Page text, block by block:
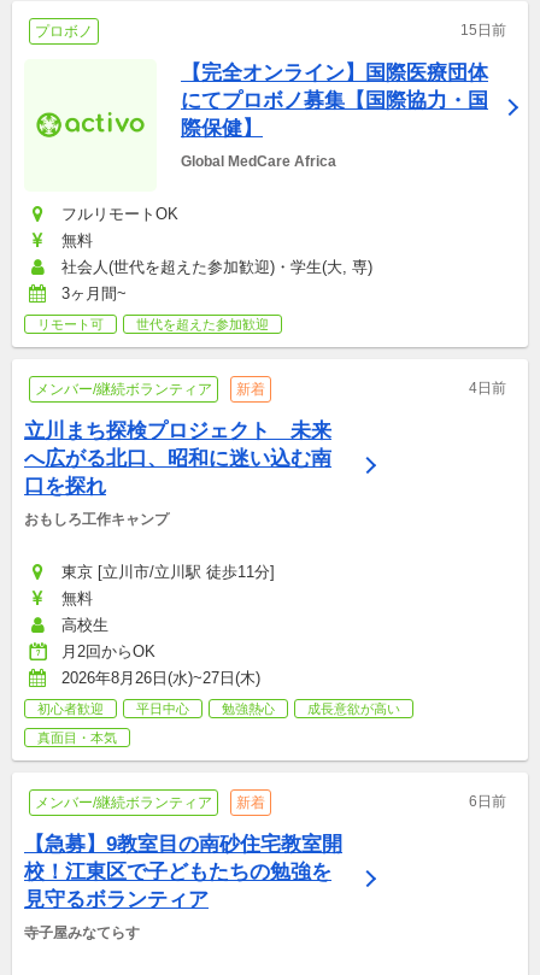
プロボノ 15日前
【完全オンライン】国際医療団体
にてプロボノ募集【国際協力・国
際保健】
Global MedCare Africa
フルリモートOK
無料
社会人(世代を超えた参加歓迎)・学生(大, 専)
3ヶ月間~
リモート可 世代を超えた参加歓迎
メンバー/継続ボランティア 新着 4日前
立川まち探検プロジェクト　未来
へ広がる北口、昭和に迷い込む南
口を探れ
おもしろ工作キャンプ
東京 [立川市/立川駅 徒歩11分]
無料
高校生
月2回からOK
2026年8月26日(水)~27日(木)
初心者歓迎 平日中心 勉強熱心
成長意欲が高い
真面目・本気
メンバー/継続ボランティア 新着 6日前
【急募】9教室目の南砂住宅教室開
校！江東区で子どもたちの勉強を
見守るボランティア
寺子屋みなてらす